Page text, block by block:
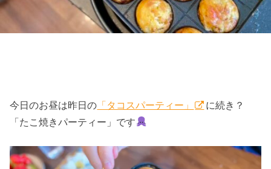
今日のお昼は昨日の 「タコスパーティー」
に続き？
「たこ焼きパーティー」です